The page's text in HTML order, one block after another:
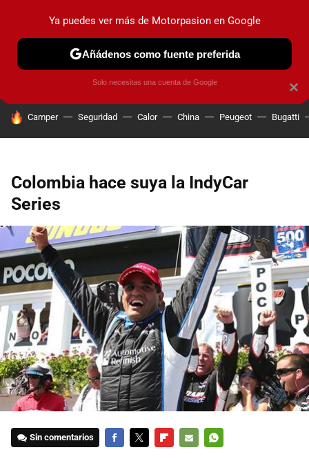
PRUEBAS COCHES ELÉCTRICOS OBSERVATORIO
HOY SE HABLA DE
Camper Seguridad Calor China Peugeot Bugatti
Colombia hace suya la IndyCar
Series
Sin comentarios
×
Ya puedes ver más de Motorpasion en Google
Añádenos como fuente preferida
Solo necesitas una cuenta de Google